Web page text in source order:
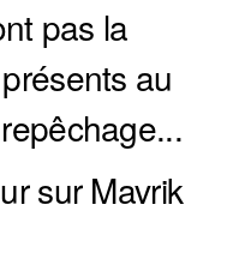
pas la
au
sur Mavrik